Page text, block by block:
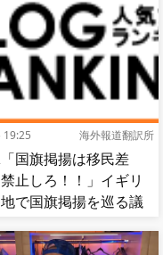
19:25 海外報道翻訳所
国旗掲揚は移民差
止しろ！！」イギリ
で国旗掲揚を巡る議
]